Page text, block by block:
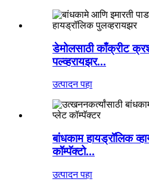
डेमोलसाठी काँक्रीट
पल्व्हरायझर...
उत्पादन पहा
बांधकाम हायड्रॉलिक
कॉम्पॅक्टो...
उत्पादन पहा